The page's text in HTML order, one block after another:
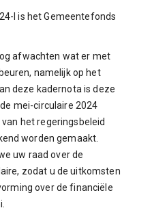
I is het Gemeentefonds
afwachten wat er met
namelijk op het
deze kadernota is deze
mei-circulaire 2024
het regeringsbeleid
worden gemaakt.
uw raad over de
zodat u de uitkomsten
over de financiële